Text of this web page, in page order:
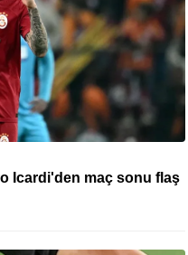
Icardi'den maç sonu flaş